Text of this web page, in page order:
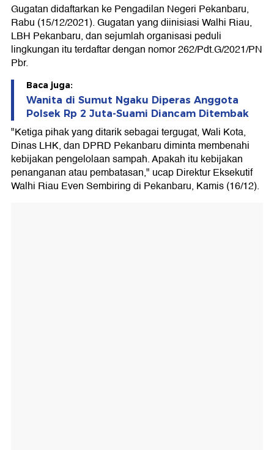
Gugatan didaftarkan ke Pengadilan Negeri Pekanbaru,
Rabu (15/12/2021). Gugatan yang diinisiasi Walhi Riau,
LBH Pekanbaru, dan sejumlah organisasi peduli
lingkungan itu terdaftar dengan nomor 262/Pdt.G/2021/PN
Pbr.
Baca juga:
Wanita di Sumut Ngaku Diperas Anggota
Polsek Rp 2 Juta-Suami Diancam Ditembak
"Ketiga pihak yang ditarik sebagai tergugat, Wali Kota,
Dinas LHK, dan DPRD Pekanbaru diminta membenahi
kebijakan pengelolaan sampah. Apakah itu kebijakan
penanganan atau pembatasan," ucap Direktur Eksekutif
Walhi Riau Even Sembiring di Pekanbaru, Kamis (16/12).